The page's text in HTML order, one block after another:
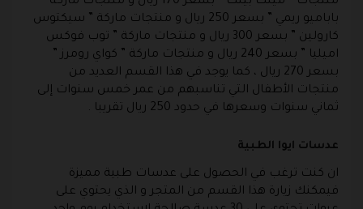
باباميو ريمي ” بسعر 250 ريال و منتجات ماركة ” سيكتوس
كارولين ” بسعر 300 ريال و منتجات ماركة ” توب فوكس
اميليا ” بسعر 240 ريال و منتجات ماركة ” كواي رومرز ”
بسعر 270 ريال ، كما يوجد في هذا القسم العديد من
منتجات الأطفال التي تناسبهم من عمر خمس سنوات إلى
ثماني سنوات وسعرها في حدود 250 ريال تقريبا .
عدسات ايوا الطبية
ان كنت ترغب في الحصول على عدسات طبية مميزة
فيمكنك زيارة هذا القسم من المتجر و الذي يحتوي على